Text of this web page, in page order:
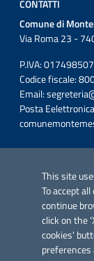
This site
To accept
continue
click on the
cookies'
CONTATTI
Comune di
Via Roma 23 -
P.IVA:
Codice fiscale:
Email:
Posta
Azione 2.3.